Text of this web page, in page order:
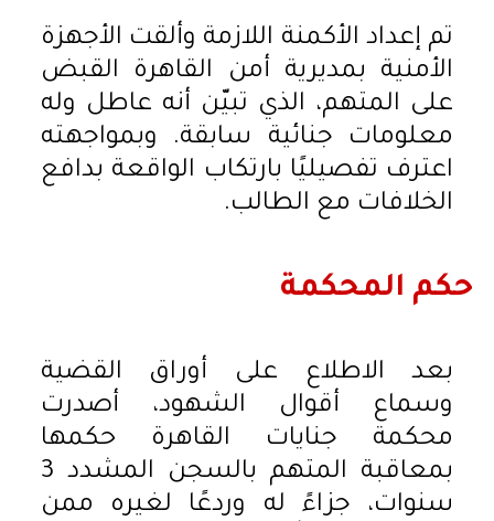
تم إعداد الأكمنة اللازمة وألقت الأجهزة
الأمنية بمديرية أمن القاهرة القبض
على المتهم، الذي تبيّن أنه عاطل وله
معلومات جنائية سابقة. وبمواجهته
اعترف تفصيليًا بارتكاب الواقعة بدافع
الخلافات مع الطالب.
حكم المحكمة
بعد الاطلاع على أوراق القضية
وسماع أقوال الشهود، أصدرت
محكمة جنايات القاهرة حكمها
بمعاقبة المتهم بالسجن المشدد 3
سنوات، جزاءً له وردعًا لغيره ممن